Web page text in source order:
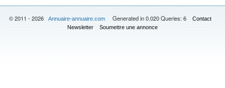
© 2011 - 2026 Annuaire-annuaire.com Generated in 0.020 Queries: 6
Contact
Newsletter
Soumettre une annonce